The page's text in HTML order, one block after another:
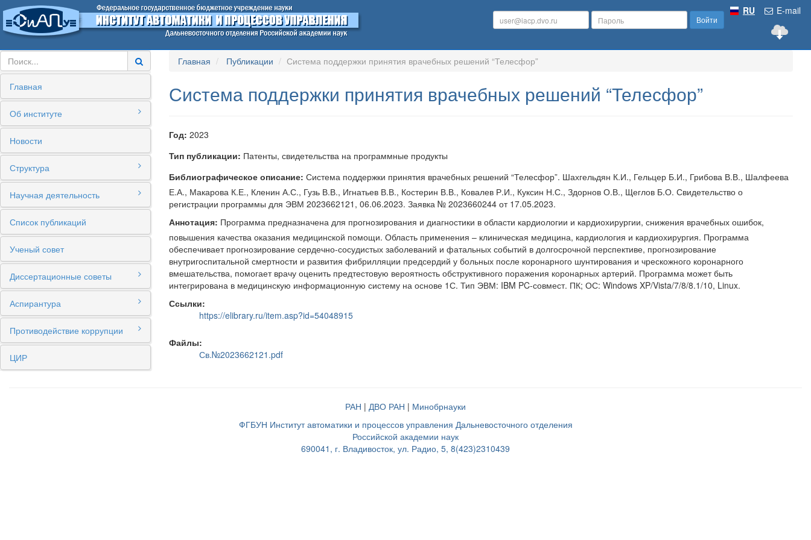
E-mail
RU
Войти
Главная
Об институте
Новости
Структура
Научная деятельность
Список публикаций
Ученый совет
Диссертационные советы
Аспирантура
Противодействие коррупции
ЦИР
Главная Публикации Система поддержки принятия врачебных решений “Телесфор”
Система поддержки принятия врачебных решений “Телесфор”
Год: 2023
Тип публикации: Патенты, свидетельства на программные продукты
Библиографическое описание: Система поддержки принятия врачебных решений “Телесфор”. Шахгельдян К.И., Гельцер Б.И., Грибова В.В., Шалфеева
Е.А., Макарова К.Е., Кленин А.С., Гузь В.В., Игнатьев В.В., Костерин В.В., Ковалев Р.И., Куксин Н.С., Здорнов О.В., Щеглов Б.О. Свидетельство о
регистрации программы для ЭВМ 2023662121, 06.06.2023. Заявка № 2023660244 от 17.05.2023.
Аннотация: Программа предназначена для прогнозирования и диагностики в области кардиологии и кардиохирургии, снижения врачебных ошибок,
повышения качества оказания медицинской помощи. Область применения – клиническая медицина, кардиология и кардиохирургия. Программа
обеспечивает прогнозирование сердечно-сосудистых заболеваний и фатальных событий в долгосрочной перспективе, прогнозирование
внутригоспитальной смертности и развития фибрилляции предсердий у больных после коронарного шунтирования и чрескожного коронарного
вмешательства, помогает врачу оценить предтестовую вероятность обструктивного поражения коронарных артерий. Программа может быть
интегрирована в медицинскую информационную систему на основе 1С. Тип ЭВМ: IBM PC-совмест. ПК; ОС: Windows XP/Vista/7/8/8.1/10, Linux.
Ссылки:
https://elibrary.ru/item.asp?id=54048915
Файлы:
Св.№2023662121.pdf
РАН | ДВО РАН | Минобрнауки
ФГБУН Институт автоматики и процессов управления Дальневосточного отделения
Российской академии наук
690041, г. Владивосток, ул. Радио, 5, 8(423)2310439